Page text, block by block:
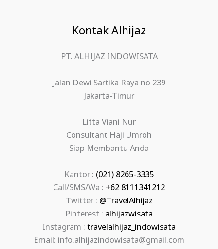
Kontak Alhijaz
PT. ALHIJAZ INDOWISATA
Jalan Dewi Sartika Raya no 239
Jakarta-Timur
Litta Viani Nur
Consultant Haji Umroh
Siap Membantu Anda
Kantor : (021) 8265-3335
Call/SMS/Wa : +62 8111341212
Twitter : @TravelAlhijaz
Pinterest : alhijazwisata
Instagram : travelalhijaz_indowisata
Email: info.alhijazindowisata@gmail.com